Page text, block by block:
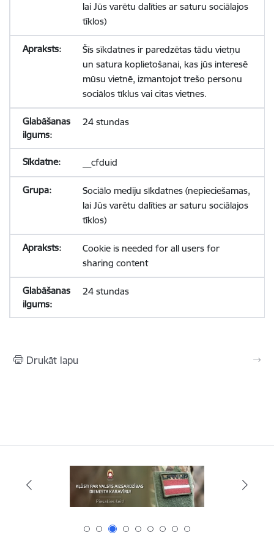
lai Jūs varētu dalīties ar saturu sociālajos
tīklos)
Šīs sīkdatnes ir paredzētas tādu vietņu
un satura koplietošanai, kas jūs interesē
mūsu vietnē, izmantojot trešo personu
sociālos tīklus vai citas vietnes.
24 stundas
__cfduid
Sociālo mediju sīkdatnes (nepieciešamas,
lai Jūs varētu dalīties ar saturu sociālajos
tīklos)
Cookie is needed for all users for
sharing content
24 stundas
Drukāt lapu